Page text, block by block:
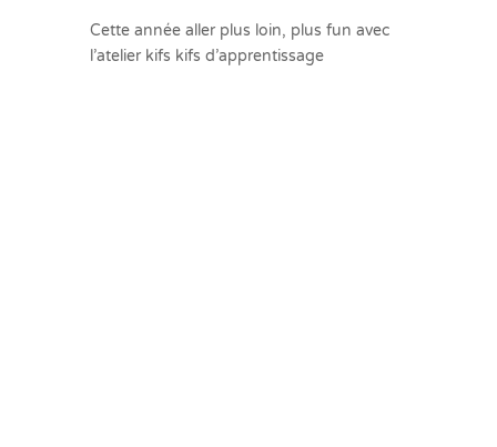
Cette année aller plus loin, plus fun avec
l’atelier kifs kifs d’apprentissage